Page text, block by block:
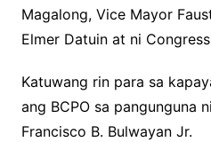
Magalong, Vice Mayor
Elmer Datuin at ni
Katuwang rin para sa
ang BCPO sa pangunguna
Francisco B. Bulwayan Jr.